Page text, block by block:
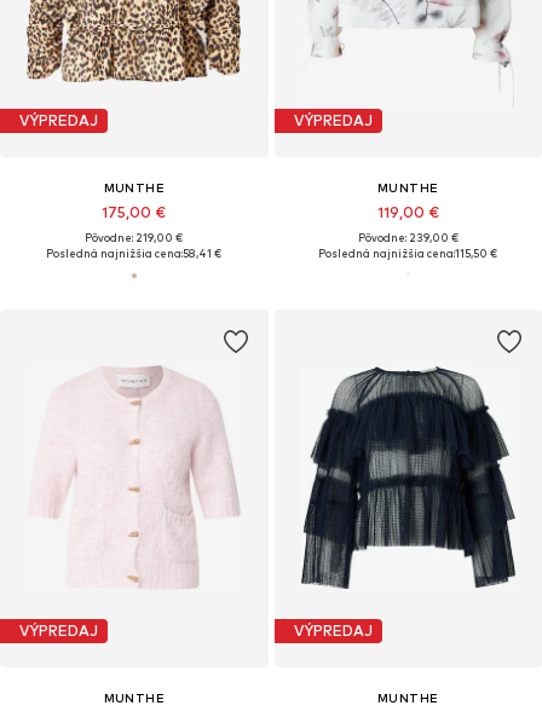
VÝPREDAJ
MUNTHE
175,00 €
Pôvodne: 219,00 €
Posledná najnižšia cena:58,41 €
VÝPREDAJ
MUNTHE
119,00 €
Pôvodne: 239,00 €
Posledná najnižšia cena:115,50 €
VÝPREDAJ
MUNTHE
VÝPREDAJ
MUNTHE